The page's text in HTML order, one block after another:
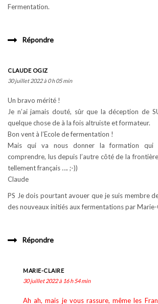
Fermentation.
Répondre
CLAUDE OGIZ
30 juillet 2022 à 0 h 05 min
Un bravo mérité !
Je n’ai jamais douté, sûr que la déception de
quelque chose de à la fois altruiste et formateur.
Bon vent à l’Ecole de fermentation !
Mais qui va nous donner la formation qui
comprendre, lus depuis l’autre côté de la
tellement français …. ;-))
Claude
PS Je dois pourtant avouer que je suis membre
des nouveaux initiés aux fermentations par
Répondre
MARIE-CLAIRE
30 juillet 2022 à 16 h 54 min
Ah ah, mais je vous rassure, même les